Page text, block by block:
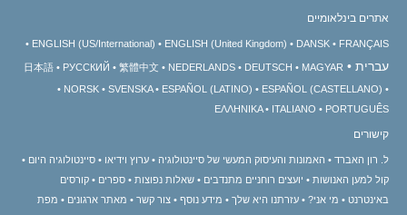
אתרים בינלאומיים
ENGLISH (US/International) ENGLISH (United Kingdom) DANSK FRANÇAIS
עברית 日本語 РУССКИЙ 繁體中文 NEDERLANDS DEUTSCH
MAGYAR
NORSK
SVENSKA ESPAÑOL (LATINO)
ESPAÑOL (CASTELLANO)
ΕΛΛΗΝΙΚA
ITALIANO PORTUGUÊS
קישורים
ל. רון האברד האמונות והעיסוק המעשי של סיינטולוגיה ערוץ וידיאו
סיינטולוגיה היום
קול למען האנושות
יועצים רוחניים מתנדבים שאלות נפוצות ספרים
קורסים
באינטרנט
מי אני? עזרתנו היא שלך מידע נוסף צור קשר מאתר ארגונים
מפת